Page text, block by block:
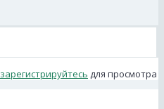
зарегистрируйтесь для просмотра